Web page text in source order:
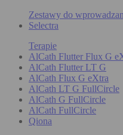
Zestawy do
Selectra
Terapie
AlCath Flutter Flux G
AlCath Flutter LT G
AlCath Flux G eXtra
AlCath LT G FullCircle
AlCath G FullCircle
AlCath FullCircle
Qiona